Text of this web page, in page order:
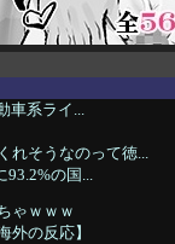
車系ライ...
れそうなのって徳...
93.2%の国...
ゃｗｗｗ
の反応】